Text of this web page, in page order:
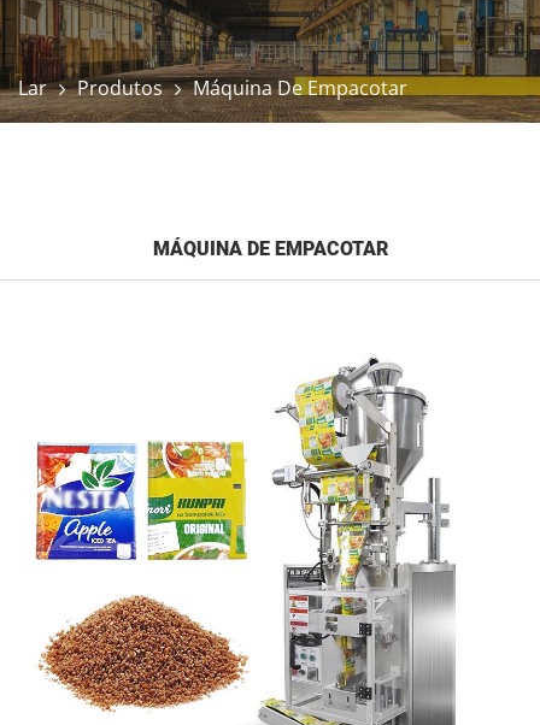
Lar Produtos Máquina De Empacotar
MÁQUINA DE EMPACOTAR